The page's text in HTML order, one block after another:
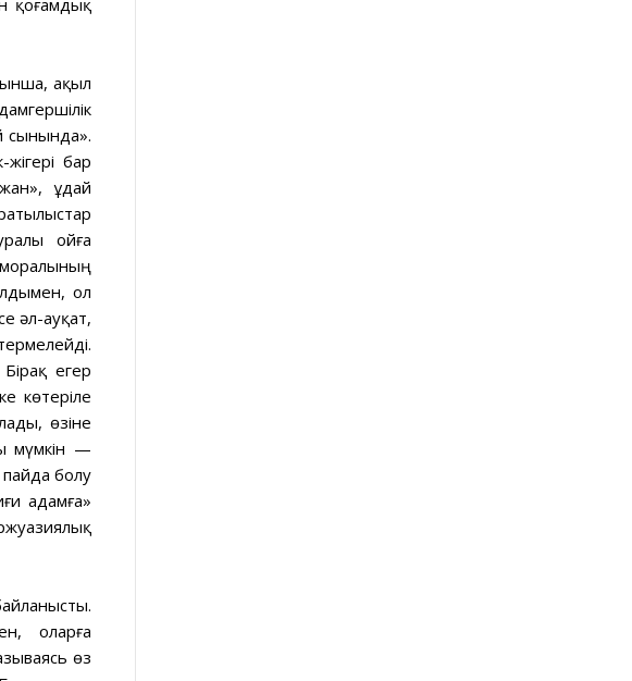
қоғамдық
ақыл
сынында».
бар
Құдай
ойға
ол
әл-ауқат,
егер
көтеріле
өзіне
мүмкін —
болу
адамға»
оларға
өз